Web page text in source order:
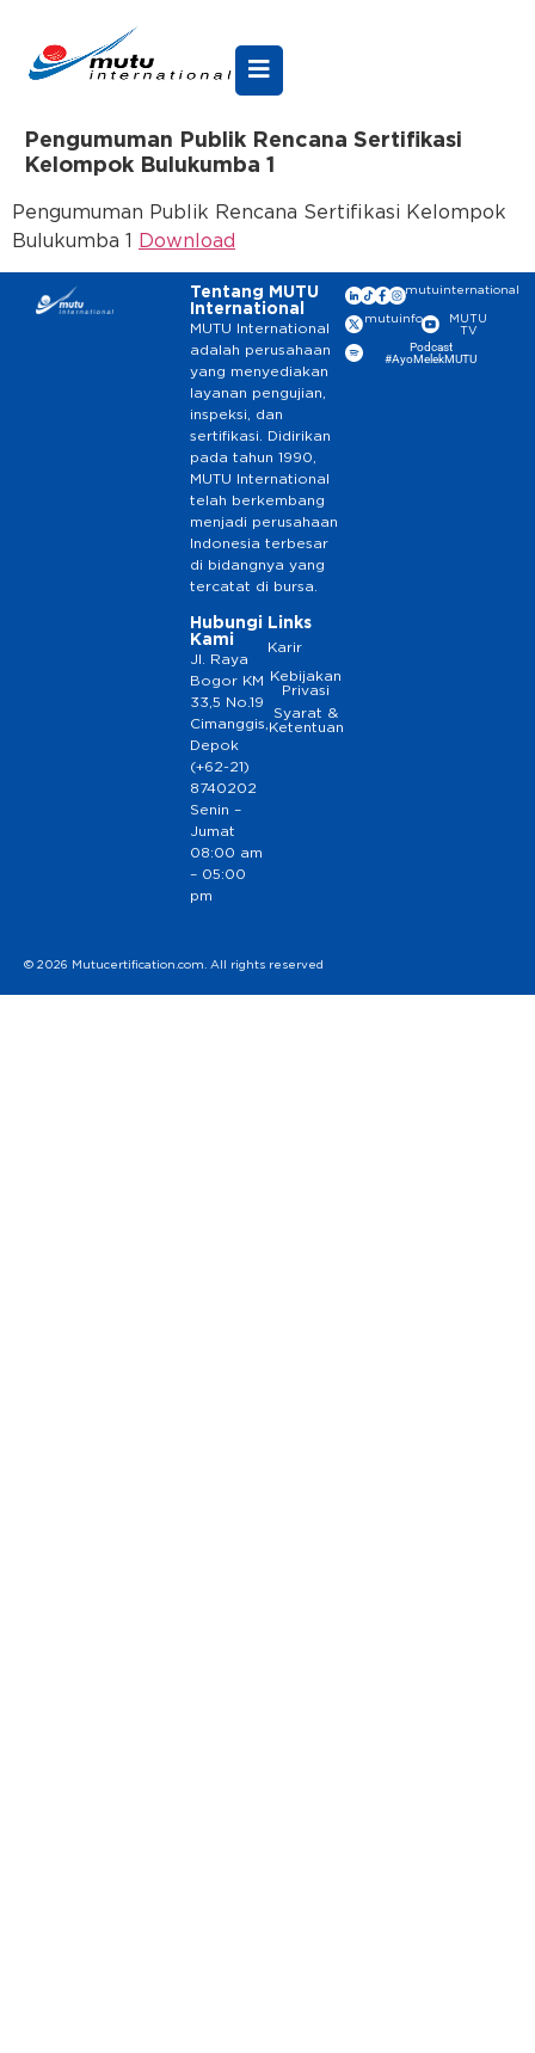
Pengumuman Publik Rencana Sertifikasi
Kelompok Bulukumba 1
Pengumuman Publik Rencana Sertifikasi Kelompok
Bulukumba 1
Download
Tentang MUTU
International
MUTU International
adalah perusahaan
yang menyediakan
layanan pengujian,
inspeksi, dan
sertifikasi. Didirikan
pada tahun 1990,
MUTU International
telah berkembang
menjadi perusahaan
Indonesia terbesar
di bidangnya yang
tercatat di bursa.
Hubungi
Kami
Jl. Raya
Bogor KM
33,5 No.19
Cimanggis,
Depok
(+62-21)
8740202
Senin –
Jumat
08:00 am
– 05:00
pm
Links
Karir
Kebijakan
Privasi
Syarat &
Ketentuan
mutuinternational
mutuinfo
MUTU
TV
Podcast
#AyoMelekMUTU
© 2026 Mutucertification.com. All rights reserved